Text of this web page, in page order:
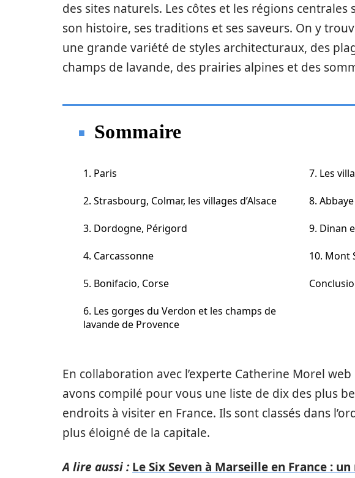
des sites naturels. Les côtes et les régions
son histoire, ses traditions et ses saveurs. On y
une grande variété de styles architecturaux, des
champs de lavande, des prairies alpines et des
Sommaire
1. Paris
2. Strasbourg, Colmar, les villages d’Alsace
3. Dordogne, Périgord
4. Carcassonne
5. Bonifacio, Corse
6. Les gorges du Verdon et les champs de
lavande de Provence
7. Les
8.
9. Dinan
10. Mont
En collaboration avec l’experte Catherine Morel
avons compilé pour vous une liste de dix des plus
endroits à visiter en France. Ils sont classés dans
plus éloigné de la capitale.
A lire aussi : Le Six Seven à Marseille en France :